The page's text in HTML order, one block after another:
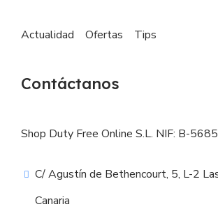
Actualidad Ofertas Tips
Contáctanos
Shop Duty Free Online S.L. NIF: B-
C/ Agustín de Bethencourt, 5, L-2
Canaria